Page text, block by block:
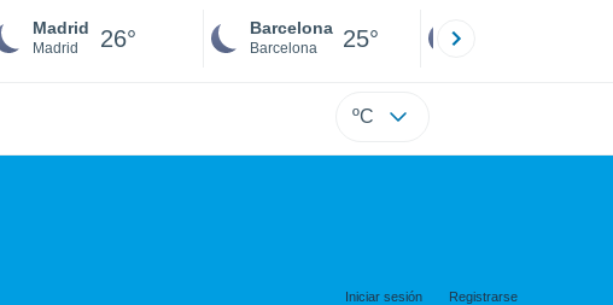
Madrid
Madrid 26° Barcelona
Barcelona 25°
ºC
Iniciar sesión Registrarse